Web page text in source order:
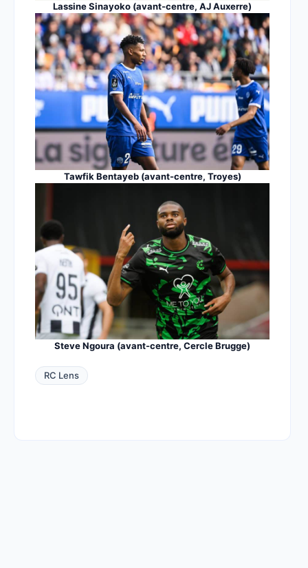
Lassine Sinayoko (avant-centre, AJ Auxerre)
Tawfik Bentayeb (avant-centre, Troyes)
Steve Ngoura (avant-centre, Cercle Brugge)
RC Lens